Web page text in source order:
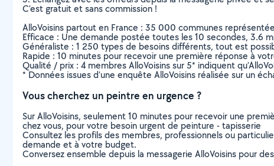
C’est gratuit et sans commission !
AlloVoisins partout en France : 35 000 communes
Efficace : Une demande postée toutes les 10 secondes, 3.6
Généraliste : 1 250 types de besoins différents, tout est
Rapide : 10 minutes pour recevoir une première réponse à
Qualité / prix : 4 membres AlloVoisins sur 5* indiquent
* Données issues d’une enquête AlloVoisins réalisée sur un
Vous cherchez un peintre en urgence ?
Sur AlloVoisins, seulement 10 minutes pour recevoir une
chez vous, pour votre besoin urgent de peinture - tapisserie
Consultez les profils des membres, professionnels ou
demande et à votre budget.
Conversez ensemble depuis la messagerie AlloVoisins pour